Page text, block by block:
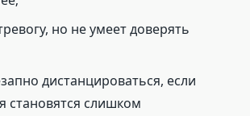
но не умеет доверять
дистанцироваться, если
становятся слишком